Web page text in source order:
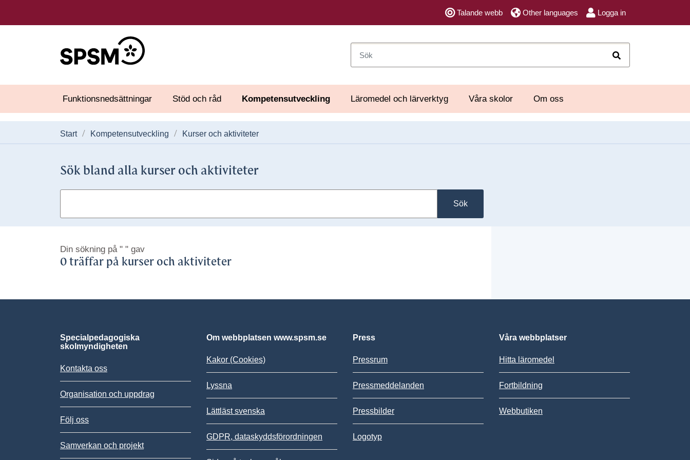
Talande webb Other languages Logga in
Funktionsnedsättningar Stöd och råd Kompetensutveckling Läromedel och lärverktyg Våra skolor Om oss
Start Kompetensutveckling Kurser och aktiviteter
Sök bland alla kurser och aktiviteter
Sök
Din sökning på " " gav
0 träffar på kurser och aktiviteter
Specialpedagogiska
skolmyndigheten
Kontakta oss
Organisation och uppdrag
Följ oss
Samverkan och projekt
Om webbplatsen www.spsm.se
Kakor (Cookies)
Lyssna
Lättläst svenska
GDPR, dataskyddsförordningen
Press
Pressrum
Pressmeddelanden
Pressbilder
Logotyp
Våra webbplatser
Hitta läromedel
Fortbildning
Webbutiken